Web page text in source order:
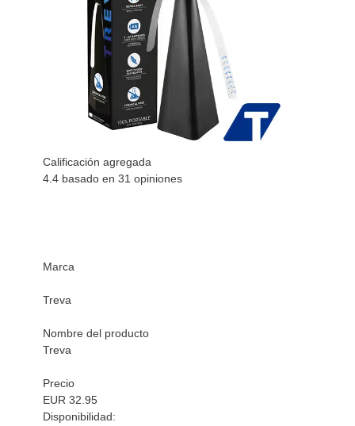
Calificación agregada
4.4 basado en31 opiniones
Marca
Treva
Nombre del producto
Treva
Precio
EUR 32.95
Disponibilidad: